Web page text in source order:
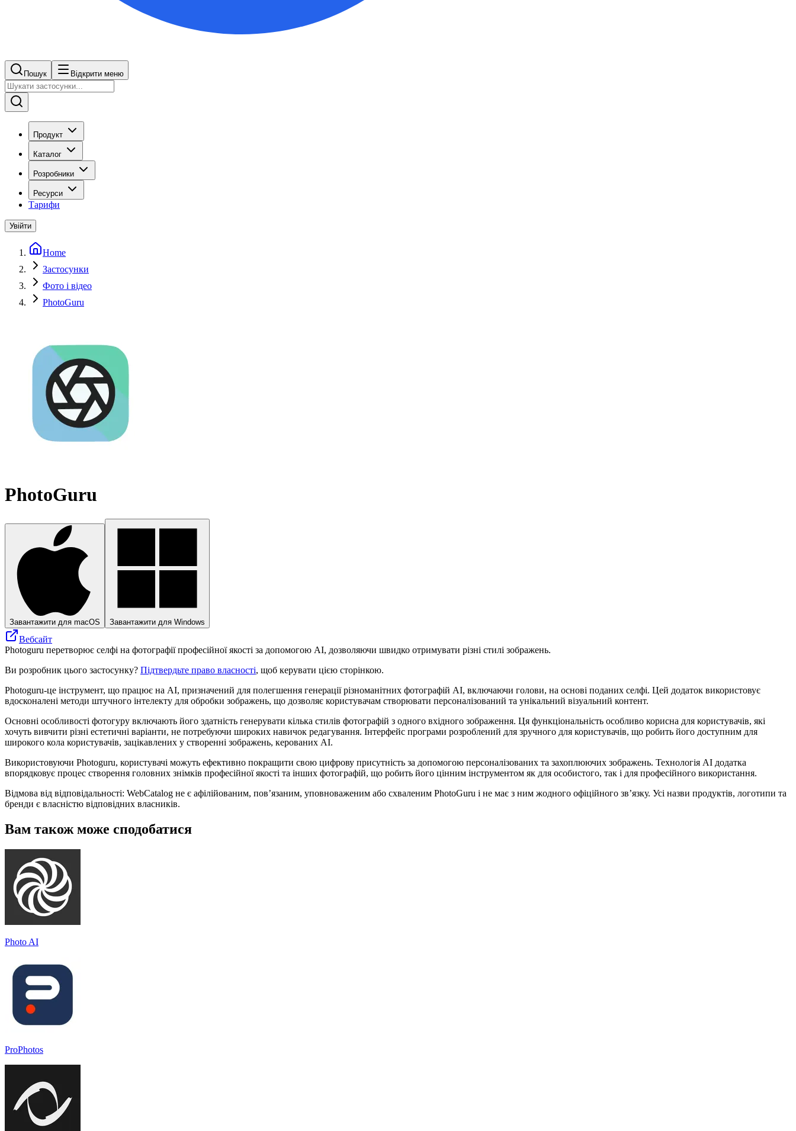
Пошук Відкрити меню
Продукт
Каталог
Розробники
Ресурси
Тарифи
Увійти
Home
Застосунки
Фото і відео
PhotoGuru
PhotoGuru
Завантажити для macOS Завантажити для Windows
Вебсайт
Photoguru перетворює селфі на фотографії професійної якості за допомогою AI, дозволяючи швидко отримувати різні стилі зображень.
Ви розробник цього застосунку? Підтвердьте право власності, щоб керувати цією сторінкою.
Photoguru-це інструмент, що працює на AI, призначений для полегшення генерації різноманітних фотографій AI, включаючи голови, на основі поданих селфі. Цей додаток використовує
вдосконалені методи штучного інтелекту для обробки зображень, що дозволяє користувачам створювати персоналізований та унікальний візуальний контент.
Основні особливості фотогуру включають його здатність генерувати кілька стилів фотографій з одного вхідного зображення. Ця функціональність особливо корисна для користувачів, які
хочуть вивчити різні естетичні варіанти, не потребуючи широких навичок редагування. Інтерфейс програми розроблений для зручного для користувачів, що робить його доступним для
широкого кола користувачів, зацікавлених у створенні зображень, керованих AI.
Використовуючи Photoguru, користувачі можуть ефективно покращити свою цифрову присутність за допомогою персоналізованих та захоплюючих зображень. Технологія AI додатка
впорядковує процес створення головних знімків професійної якості та інших фотографій, що робить його цінним інструментом як для особистого, так і для професійного використання.
Відмова від відповідальності: WebCatalog не є афілійованим, пов’язаним, уповноваженим або схваленим PhotoGuru і не має з ним жодного офіційного зв’язку. Усі назви продуктів, логотипи та
бренди є власністю відповідних власників.
Вам також може сподобатися
Photo AI
ProPhotos